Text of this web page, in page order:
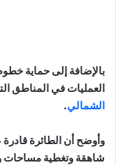
بالإضافة إلى حماية
العمليات في المناطق
الشمالي.
وأوضح أن الطائرة
شاهقة وتغطية مساحات